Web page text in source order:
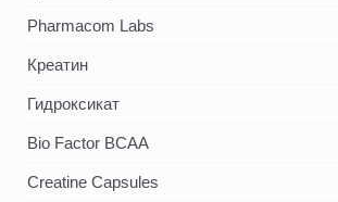
Pharmacom Labs
Креатин
Гидроксикат
Bio Factor BCAA
Creatine Capsules